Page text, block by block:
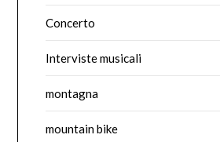
Concerto
Interviste musicali
montagna
mountain bike